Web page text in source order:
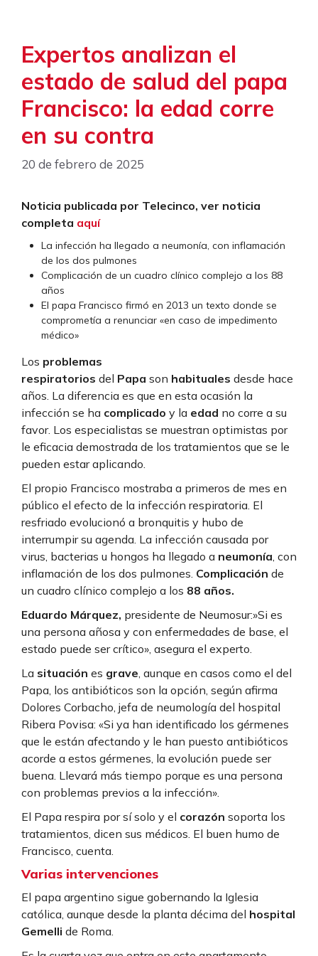
Expertos analizan el
estado de salud del papa
Francisco: la edad corre
en su contra
20 de febrero de 2025
Noticia publicada por Telecinco, ver noticia
completa aquí
La infección ha llegado a neumonía, con inflamación
de los dos pulmones
Complicación de un cuadro clínico complejo a los 88
años
El papa Francisco firmó en 2013 un texto donde se
comprometía a renunciar «en caso de impedimento
médico»
Los problemas
respiratorios del Papa son habituales desde hace
años. La diferencia es que en esta ocasión la
infección se ha complicado y la edad no corre a su
favor. Los especialistas se muestran optimistas por
le eficacia demostrada de los tratamientos que se le
pueden estar aplicando.
El propio Francisco mostraba a primeros de mes en
público el efecto de la infección respiratoria. El
resfriado evolucionó a bronquitis y hubo de
interrumpir su agenda. La infección causada por
virus, bacterias u hongos ha llegado a neumonía , con
inflamación de los dos pulmones. Complicación de
un cuadro clínico complejo a los 88 años.
Eduardo Márquez, presidente de Neumosur:»Si es
una persona añosa y con enfermedades de base, el
estado puede ser crítico», asegura el experto.
La situación es grave , aunque en casos como el del
Papa, los antibióticos son la opción, según afirma
Dolores Corbacho, jefa de neumología del hospital
Ribera Povisa: «Si ya han identificado los gérmenes
que le están afectando y le han puesto antibióticos
acorde a estos gérmenes, la evolución puede ser
buena. Llevará más tiempo porque es una persona
con problemas previos a la infección».
El Papa respira por sí solo y el corazón soporta los
tratamientos, dicen sus médicos. El buen humo de
Francisco, cuenta.
Varias intervenciones
El papa argentino sigue gobernando la Iglesia
católica, aunque desde la planta décima del hospital
Gemelli de Roma.